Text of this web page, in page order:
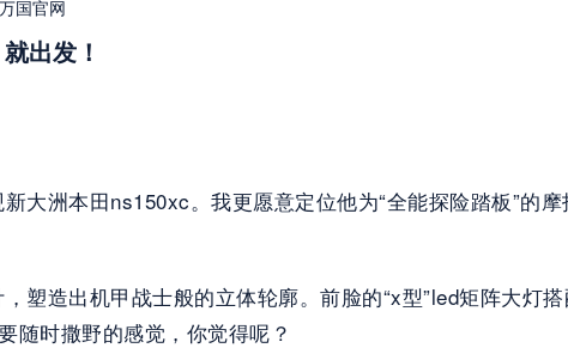
国官网
出发！
大洲本田ns150xc。我更愿意定位他为“全能探险踏板”的
塑造出机甲战士般的立体轮廓。前脸的“x型”led矩阵大
随时撒野的感觉，你觉得呢？